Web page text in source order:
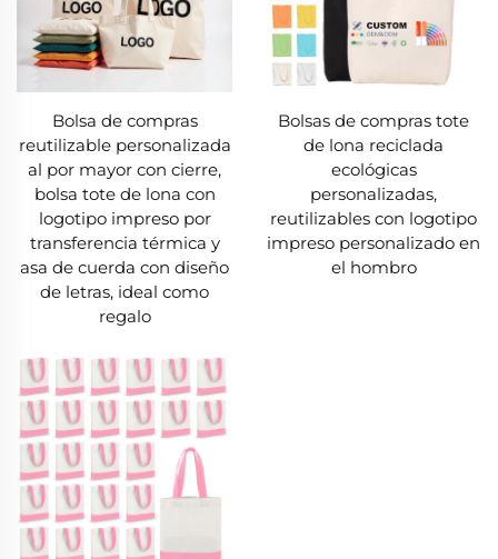
Bolsa de compras
reutilizable personalizada
al por mayor con cierre,
bolsa tote de lona con
logotipo impreso por
transferencia térmica y
asa de cuerda con diseño
de letras, ideal como
regalo
Bolsas de compras tote
de lona reciclada
ecológicas
personalizadas,
reutilizables con logotipo
impreso personalizado en
el hombro